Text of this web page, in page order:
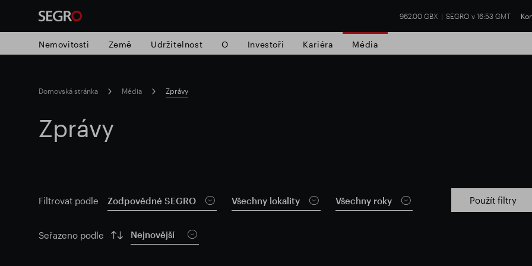
962.00 GBX SEGRO v 16:53 GMT
search
for
Populární vyhledávání
Nemovitosti Země Udržitelnost O Investoři Kariéra Média
Domovská stránka Média Zprávy
Zprávy
Filtrovat podle Zodpovědné SEGRO Všechny lokality Všechny roky Použít filtry
Seřazeno podle Nejnovější